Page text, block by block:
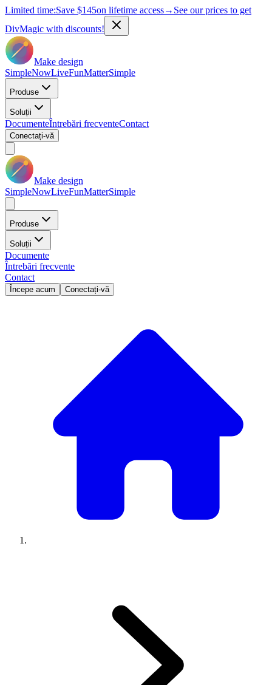
Limited time:Save $145on lifetime access→ See our prices to get
DivMagic with discounts!
Make design
SimpleNowLiveFunMatterSimple
Produse
Soluții
DocumenteÎntrebări frecventeContact
Conectați-vă
Make design
SimpleNowLiveFunMatterSimple
Produse
Soluții
Documente
Întrebări frecvente
Contact
Începe acum Conectați-vă